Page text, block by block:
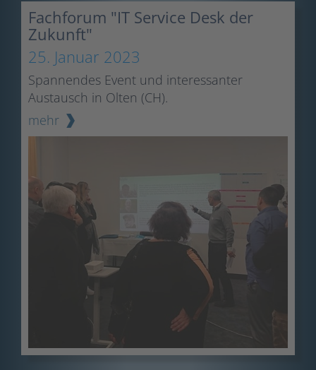
Fachforum "IT Service Desk der
Zukunft"
25. Januar 2023
Spannendes Event und interessanter
Austausch in Olten (CH).
mehr